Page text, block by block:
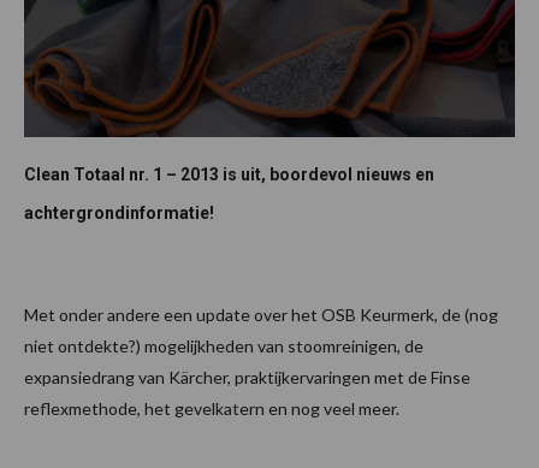
Clean Totaal nr. 1 – 2013 is uit, boordevol nieuws en
achtergrondinformatie!
Met onder andere een update over het OSB Keurmerk, de (nog
niet ontdekte?) mogelijkheden van stoomreinigen, de
expansiedrang van Kärcher, praktijkervaringen met de Finse
reflexmethode, het gevelkatern en nog veel meer.